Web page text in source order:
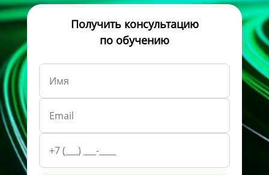
Получить консультацию
по обучению